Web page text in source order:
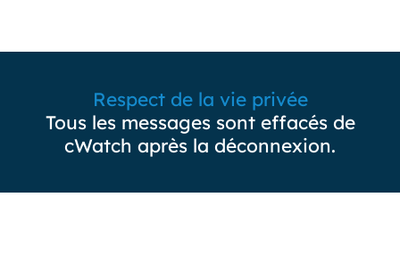
Respect de la vie privée
Tous les messages sont effacés de
cWatch après la déconnexion.